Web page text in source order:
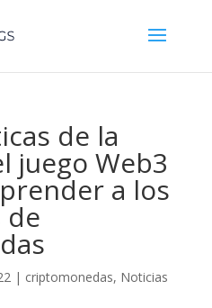
de la
juego Web3
a los
de
| criptomonedas, Noticias